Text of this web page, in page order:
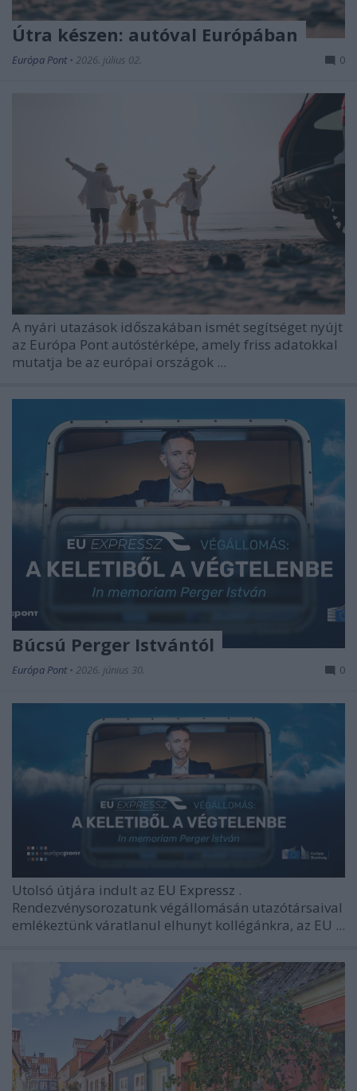
Útra készen: autóval Európában
Európa Pont • 2026. július 02. 0
A nyári utazások időszakában ismét segítséget nyújt
az Európa Pont autóstérképe, amely friss adatokkal
mutatja be az európai országok ...
Búcsú Perger Istvántól
Európa Pont • 2026. június 30. 0
Utolsó útjára indult az EU Expressz .
Rendezvénysorozatunk végállomásán utazótársaival
emlékeztünk váratlanul elhunyt kollégánkra, az EU ...